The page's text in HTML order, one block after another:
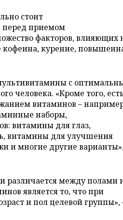
стоит
перед приемом
факторов, влияющих
кофеина, курение,
с
человека. «Кроме того, есть
витаминов –
наборы,
витамины для глаз,
витамины для улучшения
и многие другие
различается между полами
является то, что при
и пол целевой